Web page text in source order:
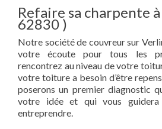
Refaire sa charpente
62830 )
Notre société de couvreur sur
votre écoute pour tous les
rencontrez au niveau de votre
votre toiture a besoin d’être
poserons un premier diagnostic
votre idée et qui vous
entreprendre.